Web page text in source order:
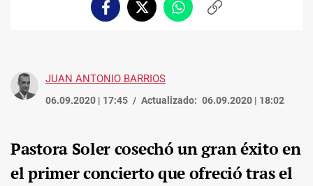
FacebookTwitterWhatsappCopiar
JUAN ANTONIO BARRIOS
06.09.2020 | 17:45 Actualizado: 06.09.2020 | 18:02
Pastora Soler cosechó un gran éxito en
el primer concierto que ofreció tras el